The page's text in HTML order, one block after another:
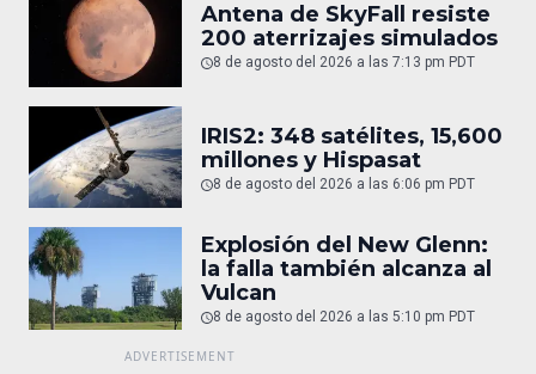
Antena de SkyFall resiste
200 aterrizajes simulados
8 de agosto del 2026 a las 7:13 pm PDT
IRIS2: 348 satélites, 15,600
millones y Hispasat
8 de agosto del 2026 a las 6:06 pm PDT
Explosión del New Glenn:
la falla también alcanza al
Vulcan
8 de agosto del 2026 a las 5:10 pm PDT